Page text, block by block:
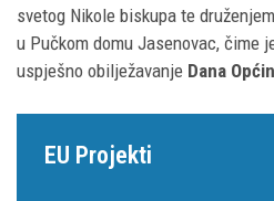
svetog Nikole biskupa te
u Pučkom domu Jasenovac, čime
uspješno obilježavanje Dana
EU Projekti